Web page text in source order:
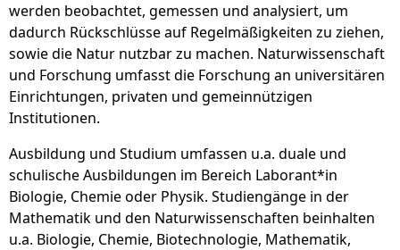
werden beobachtet, gemessen und analysiert, um
dadurch Rückschlüsse auf Regelmäßigkeiten zu ziehen,
sowie die Natur nutzbar zu machen. Naturwissenschaft
und Forschung umfasst die Forschung an universitären
Einrichtungen, privaten und gemeinnützigen
Institutionen.
Ausbildung und Studium umfassen u.a. duale und
schulische Ausbildungen im Bereich Laborant*in
Biologie, Chemie oder Physik. Studiengänge in der
Mathematik und den Naturwissenschaften beinhalten
u.a. Biologie, Chemie, Biotechnologie, Mathematik,